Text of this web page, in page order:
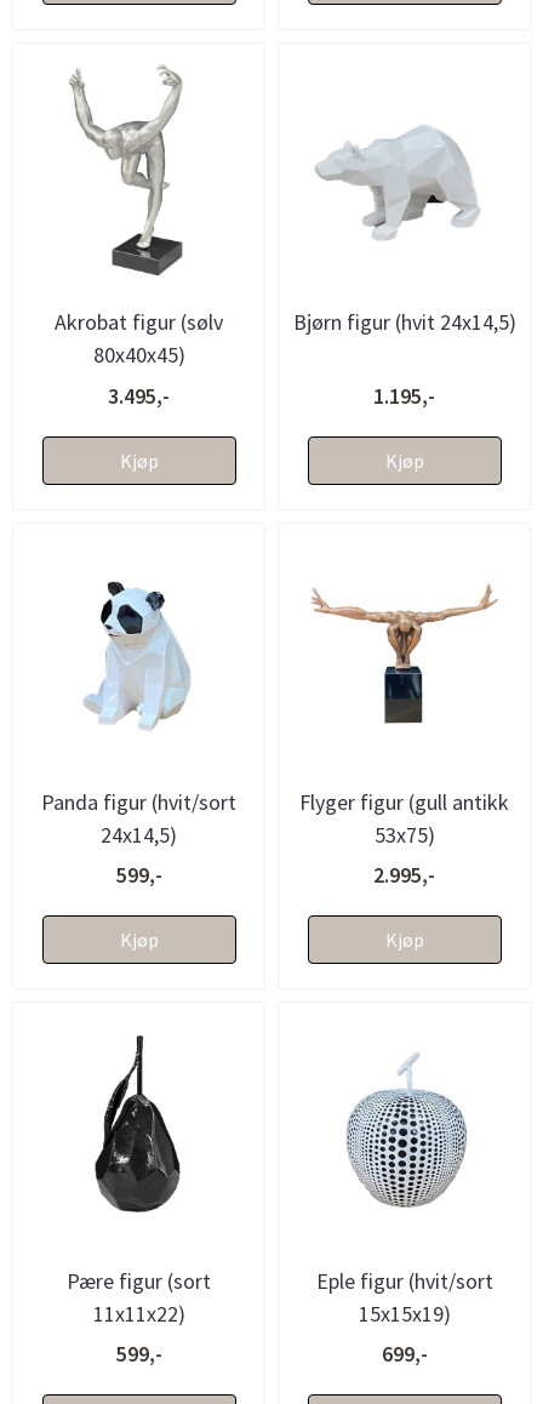
Akrobat figur (sølv
80x40x45)
3.495,-
Kjøp
Bjørn figur (hvit 24x14,5)
1.195,-
Kjøp
Panda figur (hvit/sort
24x14,5)
599,-
Kjøp
Flyger figur (gull antikk
53x75)
2.995,-
Kjøp
Pære figur (sort
11x11x22)
599,-
Eple figur (hvit/sort
15x15x19)
699,-